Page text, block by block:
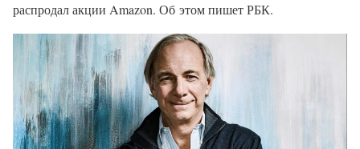
распродал акции Amazon. Об этом пишет РБК.